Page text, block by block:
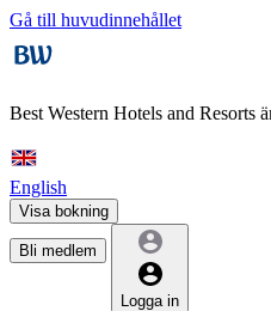
Gå till huvudinnehållet
Best Western Hotels and Resorts
English
Visa bokning
Bli medlem
Logga in